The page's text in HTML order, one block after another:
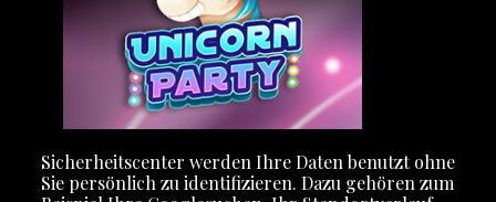
Sicherheitscenter werden Ihre Daten benutzt ohne
Sie persönlich zu identifizieren. Dazu gehören zum